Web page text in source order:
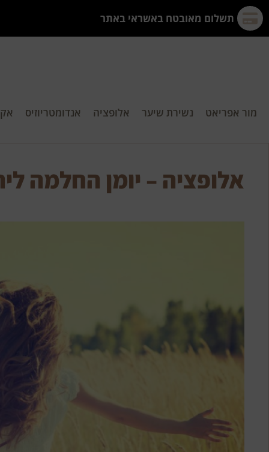
תשלום מאובטח באשראי באתר
מור אפריאט נשירת שיער אלופציה אנדומטריוזיס
אלופציה – יומן החלמה